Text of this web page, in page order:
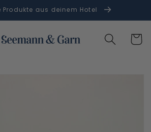
Produkte aus deinem Hotel